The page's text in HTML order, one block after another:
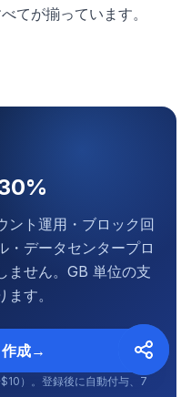
てが揃っています。
ント運用・ブロック回
・データセンタープロ
ません。GB 単位の支
す。
成→
）。登録後に自動付与、7